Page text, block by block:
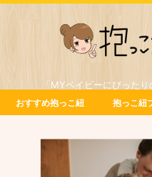
「MYベイビーにぴった
おすすめ抱っこ紐 抱っこ紐